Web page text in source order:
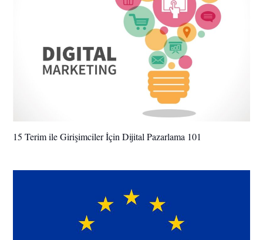
15 Terim ile Girişimciler İçin Dijital Pazarlama 101